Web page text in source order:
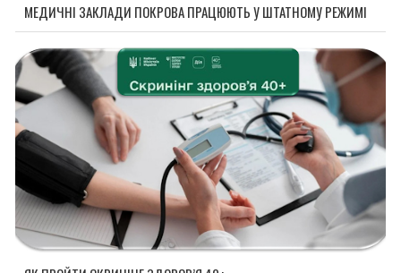
МЕДИЧНІ ЗАКЛАДИ ПОКРОВА ПРАЦЮЮТЬ У ШТАТНОМУ РЕЖИМІ